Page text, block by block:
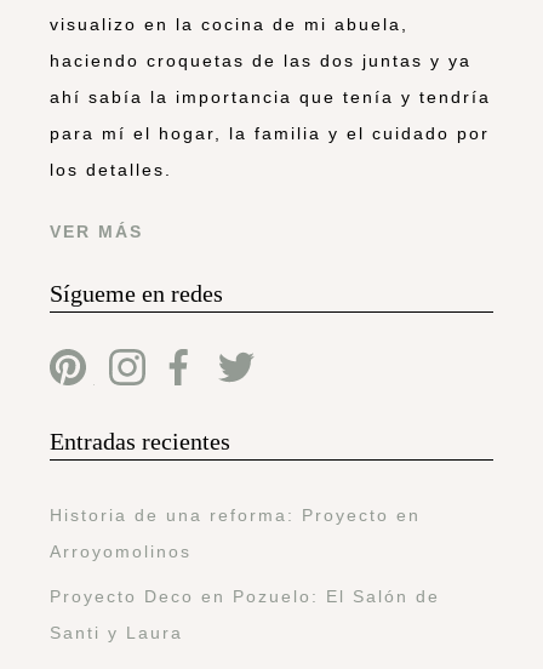
visualizo en la cocina de mi abuela,
haciendo croquetas de las dos juntas y ya
ahí sabía la importancia que tenía y tendría
para mí el hogar, la familia y el cuidado por
los detalles.
VER MÁS
Sígueme en redes
Entradas recientes
Historia de una reforma: Proyecto en
Arroyomolinos
Proyecto Deco en Pozuelo: El Salón de
Santi y Laura